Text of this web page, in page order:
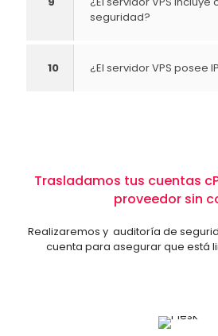
seguridad?
10 ¿El servidor VPS posee
Trasladamos tus cuentas
proveedor sin
Realizaremos y auditoría de
cuenta para asegurar que está